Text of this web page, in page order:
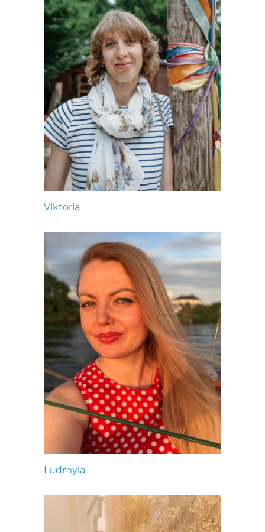
Viktoria
Ludmyla